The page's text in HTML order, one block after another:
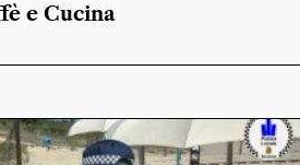
e Cucina